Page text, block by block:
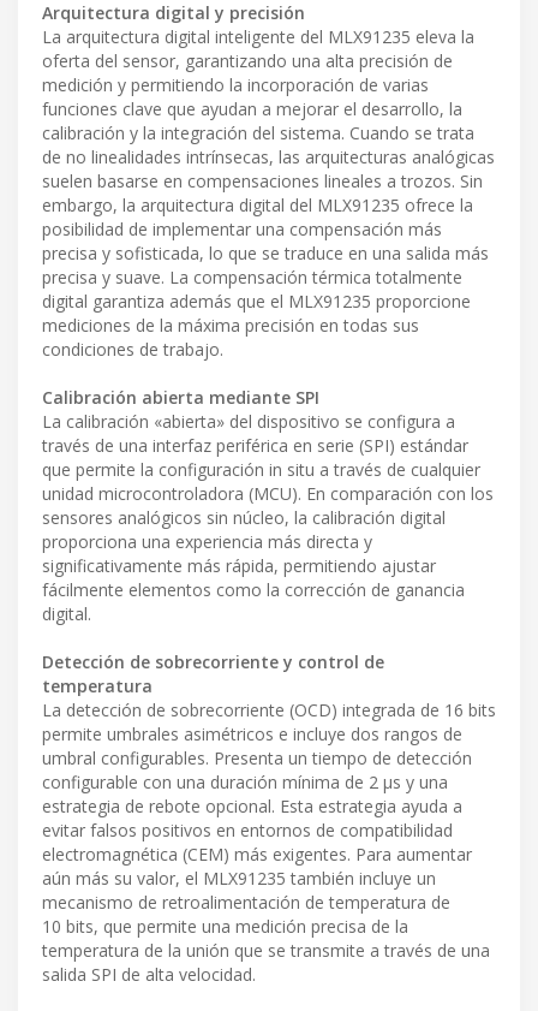
Arquitectura digital y precisión
La arquitectura digital inteligente del MLX91235 eleva la
oferta del sensor, garantizando una alta precisión de
medición y permitiendo la incorporación de varias
funciones clave que ayudan a mejorar el desarrollo, la
calibración y la integración del sistema. Cuando se trata
de no linealidades intrínsecas, las arquitecturas analógicas
suelen basarse en compensaciones lineales a trozos. Sin
embargo, la arquitectura digital del MLX91235 ofrece la
posibilidad de implementar una compensación más
precisa y sofisticada, lo que se traduce en una salida más
precisa y suave. La compensación térmica totalmente
digital garantiza además que el MLX91235 proporcione
mediciones de la máxima precisión en todas sus
condiciones de trabajo.
Calibración abierta mediante SPI
La calibración «abierta» del dispositivo se configura a
través de una interfaz periférica en serie (SPI) estándar
que permite la configuración in situ a través de cualquier
unidad microcontroladora (MCU). En comparación con los
sensores analógicos sin núcleo, la calibración digital
proporciona una experiencia más directa y
significativamente más rápida, permitiendo ajustar
fácilmente elementos como la corrección de ganancia
digital.
Detección de sobrecorriente y control de
temperatura
La detección de sobrecorriente (OCD) integrada de 16 bits
permite umbrales asimétricos e incluye dos rangos de
umbral configurables. Presenta un tiempo de detección
configurable con una duración mínima de 2 μs y una
estrategia de rebote opcional. Esta estrategia ayuda a
evitar falsos positivos en entornos de compatibilidad
electromagnética (CEM) más exigentes. Para aumentar
aún más su valor, el MLX91235 también incluye un
mecanismo de retroalimentación de temperatura de
10 bits, que permite una medición precisa de la
temperatura de la unión que se transmite a través de una
salida SPI de alta velocidad.